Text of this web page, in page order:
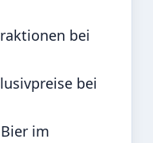
bei
bei
im